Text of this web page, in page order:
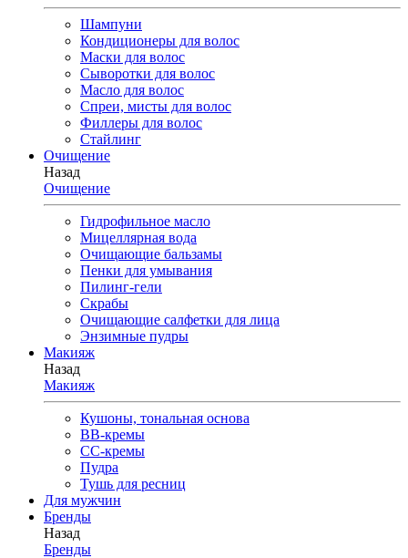
Шампуни
Кондиционеры для волос
Маски для волос
Сыворотки для волос
Масло для волос
Спреи, мисты для волос
Филлеры для волос
Стайлинг
Очищение
Назад
Очищение
Гидрофильное масло
Мицеллярная вода
Очищающие бальзамы
Пенки для умывания
Пилинг-гели
Скрабы
Очищающие салфетки для лица
Энзимные пудры
Макияж
Назад
Макияж
Кушоны, тональная основа
BB-кремы
CC-кремы
Пудра
Тушь для ресниц
Для мужчин
Бренды
Назад
Бренды